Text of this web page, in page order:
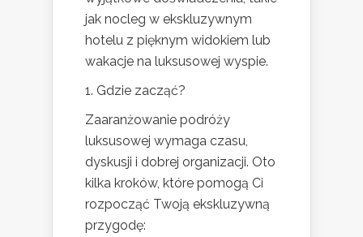
jak nocleg w ekskluzywnym
hotelu z pięknym widokiem lub
wakacje na luksusowej wyspie.
1. Gdzie zacząć?
Zaaranżowanie podróży
luksusowej wymaga czasu,
dyskusji i dobrej organizacji. Oto
kilka kroków, które pomogą Ci
rozpocząć Twoją ekskluzywną
przygodę: